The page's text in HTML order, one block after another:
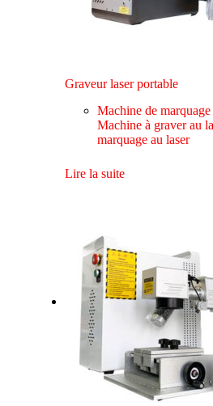
Graveur laser portable
Machine de
Machine à graver au
marquage au laser
Lire la suite